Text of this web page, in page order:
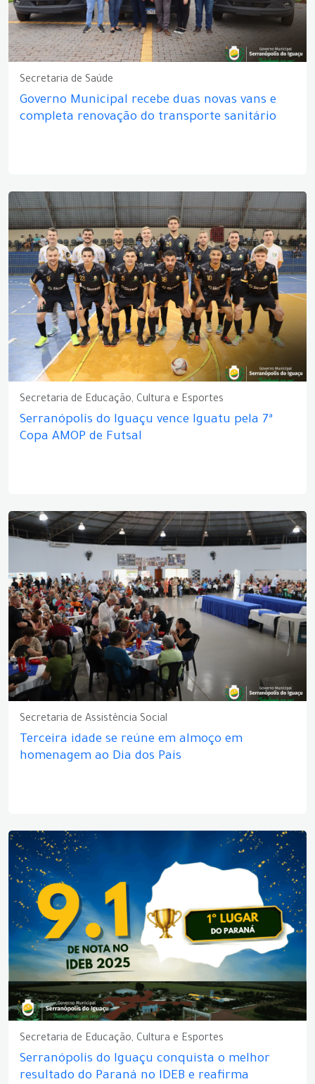
Secretaria de Saúde
Governo Municipal recebe duas novas vans e
completa renovação do transporte sanitário
Secretaria de Educação, Cultura e Esportes
Serranópolis do Iguaçu vence Iguatu pela 7ª
Copa AMOP de Futsal
Secretaria de Assistência Social
Terceira idade se reúne em almoço em
homenagem ao Dia dos Pais
Secretaria de Educação, Cultura e Esportes
Serranópolis do Iguaçu conquista o melhor
resultado do Paraná no IDEB e reafirma